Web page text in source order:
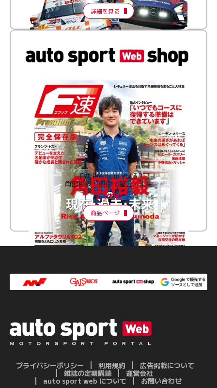
詳細を見る
F速 Premium Vol.3
角田裕毅 現在・過去・未来
2,100円
商品ページ
プライバシーポリシー 利用規約
広告掲載について
雑誌の定期購読
運営会社
auto sport web について
お問い合わせ